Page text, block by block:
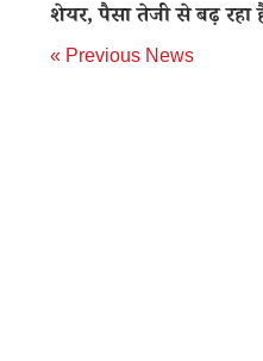
शेयर, पैसा तेजी से बढ़ रहा
« Previous News